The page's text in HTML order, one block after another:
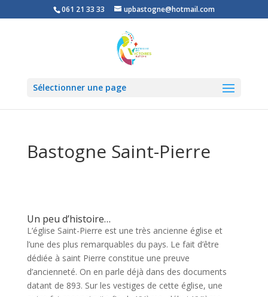
061 21 33 33 upbastogne@hotmail.com
Sélectionner une page
Bastogne Saint-Pierre
Un peu d’histoire…
L’église Saint-Pierre est une très ancienne église et
l’une des plus remarquables du pays. Le fait d’être
dédiée à saint Pierre constitue une preuve
d’ancienneté. On en parle déjà dans des documents
datant de 893. Sur les vestiges de cette église, une